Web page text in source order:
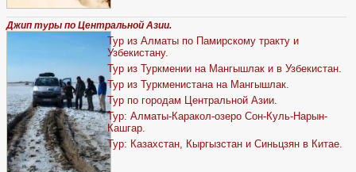
Джип туры по Центральной Азии.
Тур из Алматы по Памирскому тракту и
Узбекистану.
Тур из Туркмении на Мангышлак и в Узбекистан.
Тур из Туркменистана на Мангышлак.
Тур по городам Центральной Азии.
Тур: Алматы-Каракол-озеро Сон-Куль-Нарын-
Кашгар.
Тур: Казахстан, Кыргызстан и Синьцзян в Китае.